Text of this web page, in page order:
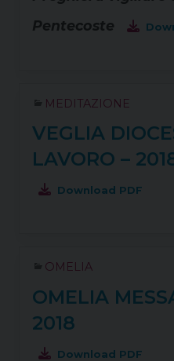
Pentecoste
MEDITAZIONE
VEGLIA
LAVORO –
Download PDF
OMELIA
OMELIA
2018
Download PDF